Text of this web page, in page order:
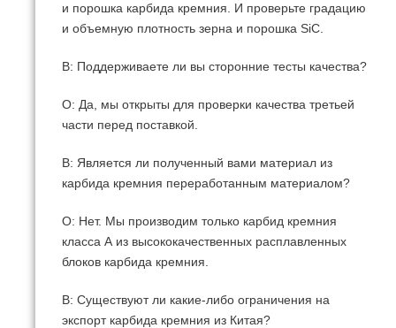
и порошка карбида кремния.
И проверьте градацию
и объемную плотность зерна и порошка SiC.
В: Поддерживаете ли вы сторонние тесты качества?
О: Да, мы открыты для проверки качества третьей
части перед поставкой.
В: Является ли полученный вами материал из
карбида кремния переработанным материалом?
О: Нет. Мы производим только карбид кремния
класса А из высококачественных расплавленных
блоков карбида кремния.
В: Существуют ли какие-либо ограничения на
экспорт карбида кремния из Китая?